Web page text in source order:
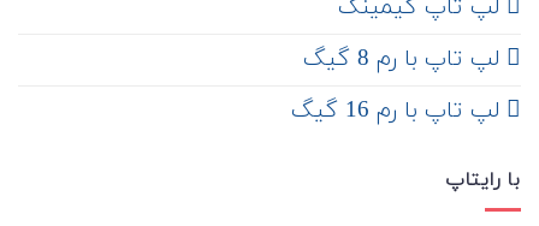
لپ تاپ گیمینگ
لپ تاپ با رم 8 گیگ
لپ تاپ با رم 16 گیگ
با رایتاپ